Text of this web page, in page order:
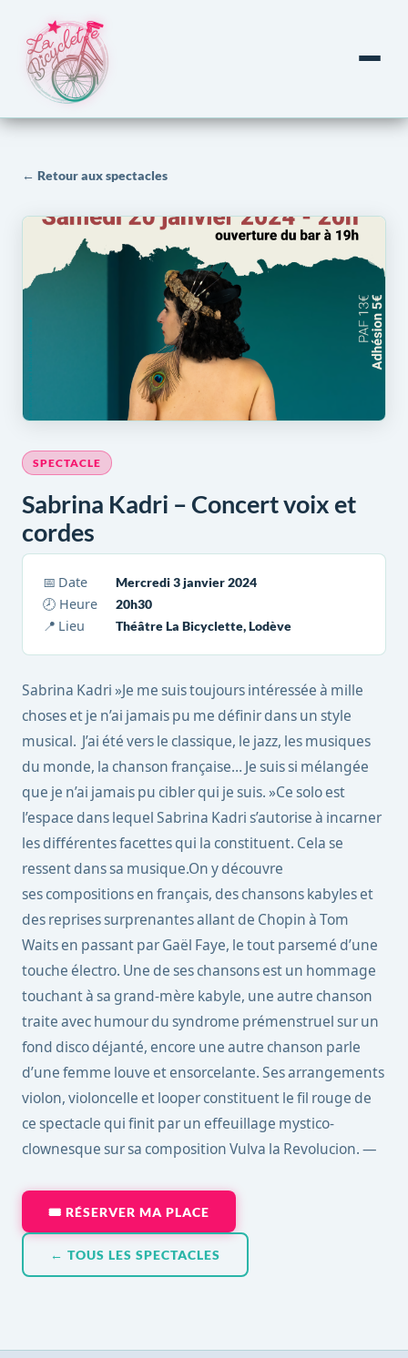
← Retour aux spectacles
SPECTACLE
Sabrina Kadri – Concert voix et
cordes
📅 Date
Mercredi 3 janvier 2024
🕗 Heure
20h30
📍 Lieu
Théâtre La Bicyclette, Lodève
Sabrina Kadri »Je me suis toujours intéressée à mille
choses et je n’ai jamais pu me définir dans un style
musical. J’ai été vers le classique, le jazz, les musiques
du monde, la chanson française… Je suis si mélangée
que je n’ai jamais pu cibler qui je suis. »Ce solo est
l’espace dans lequel Sabrina Kadri s’autorise à incarner
les différentes facettes qui la constituent. Cela se
ressent dans sa musique.On y découvre
ses compositions en français, des chansons kabyles et
des reprises surprenantes allant de Chopin à Tom
Waits en passant par Gaël Faye, le tout parsemé d’une
touche électro. Une de ses chansons est un hommage
touchant à sa grand-mère kabyle, une autre chanson
traite avec humour du syndrome prémenstruel sur un
fond disco déjanté, encore une autre chanson parle
d’une femme louve et ensorcelante. Ses arrangements
violon, violoncelle et looper constituent le fil rouge de
ce spectacle qui finit par un effeuillage mystico-
clownesque sur sa composition Vulva la Revolucion. —
🎟 RÉSERVER MA PLACE
← TOUS LES SPECTACLES